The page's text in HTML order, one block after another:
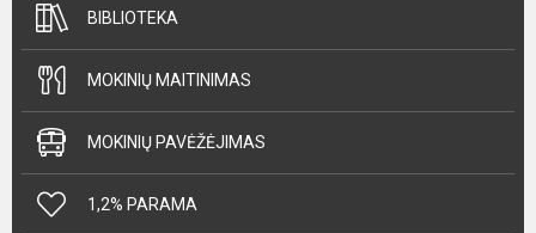
BIBLIOTEKA
MOKINIŲ MAITINIMAS
MOKINIŲ PAVĖŽĖJIMAS
1,2% PARAMA